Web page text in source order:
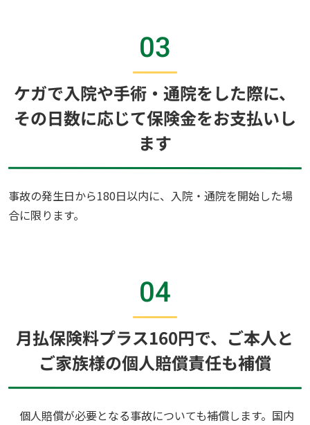
03
ケガで入院や手術・通院をした際に、
その日数に応じて保険金をお支払いし
ます
事故の発生日から180日以内に、入院・通院を開始した場
合に限ります。
04
月払保険料プラス160円で、ご本人と
ご家族様の個人賠償責任も補償
個人賠償が必要となる事故についても補償します。国内